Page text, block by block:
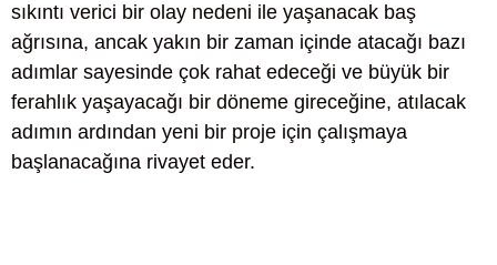
sıkıntı verici bir olay nedeni ile yaşanacak baş
ağrısına, ancak yakın bir zaman içinde atacağı bazı
adımlar sayesinde çok rahat edeceği ve büyük bir
ferahlık yaşayacağı bir döneme gireceğine, atılacak
adımın ardından yeni bir proje için çalışmaya
başlanacağına rivayet eder.